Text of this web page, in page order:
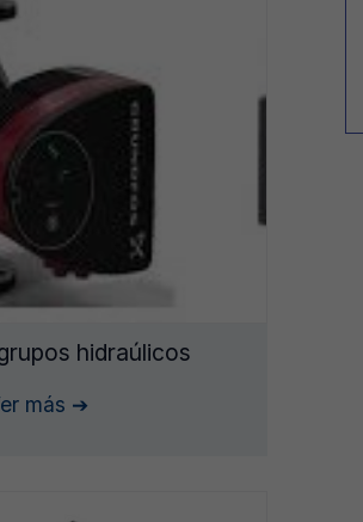
hidraúlicos